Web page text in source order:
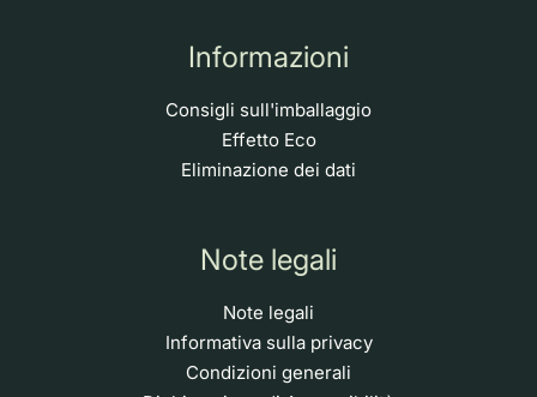
Informazioni
Consigli sull'imballaggio
Effetto Eco
Eliminazione dei dati
Note legali
Note legali
Informativa sulla privacy
Condizioni generali